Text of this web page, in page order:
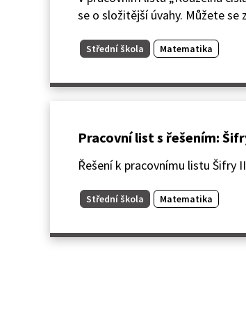
se o složitější úvahy. Můžete
Střední škola Matematika
Pracovní list s řešením:
Řešení k pracovnímu listu Šifry
Střední škola Matematika